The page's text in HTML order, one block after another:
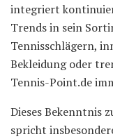
integriert
Trends in sein
Tennisschlägern,
Bekleidung oder
Tennis-Point.de
Dieses Bekenntnis
spricht